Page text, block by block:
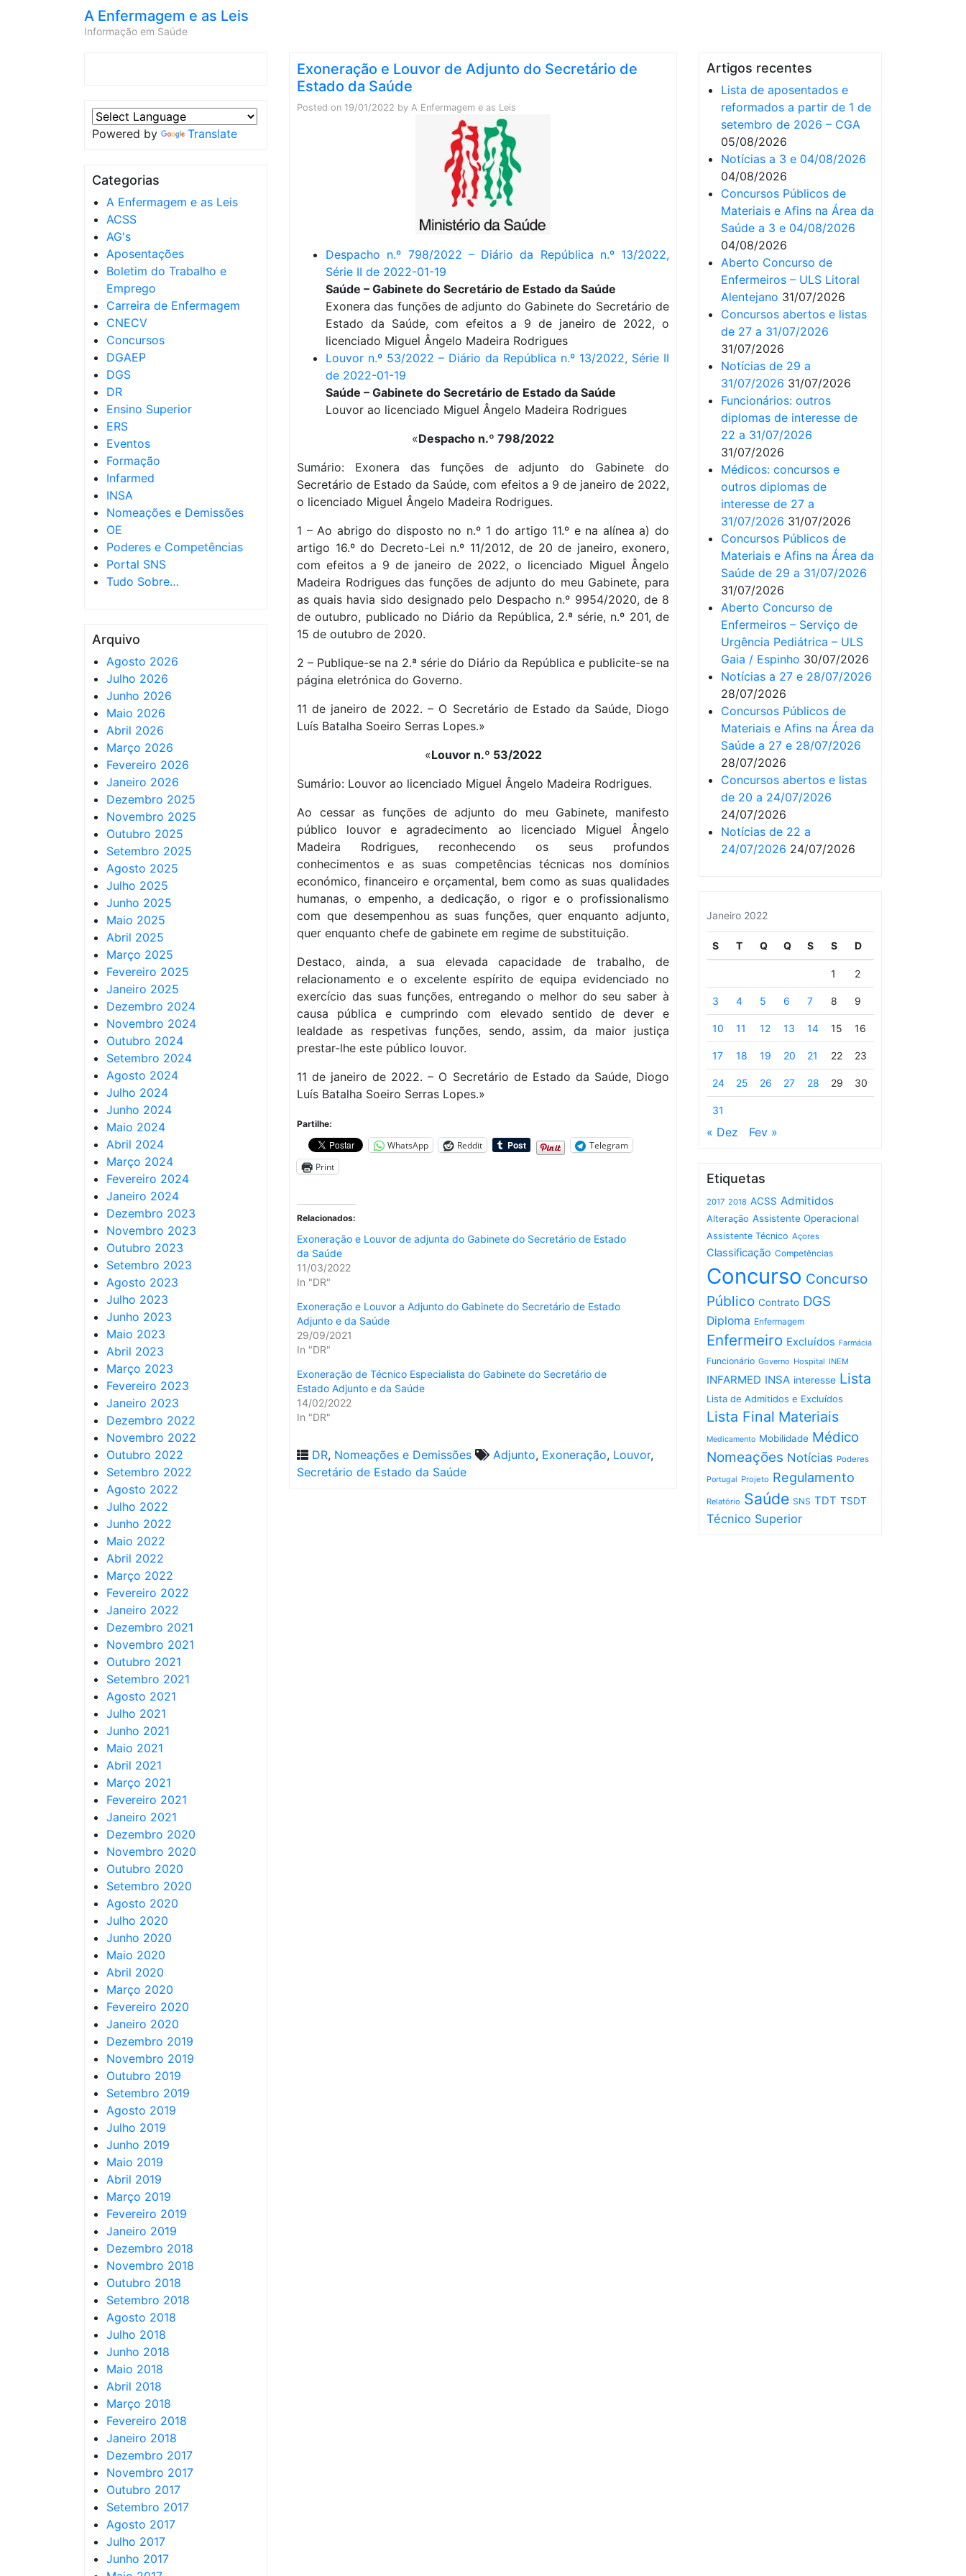
A Enfermagem e as Leis
Informação em Saúde
Powered by Translate
Categorias
A Enfermagem e as Leis
ACSS
AG's
Aposentações
Boletim do Trabalho e
Emprego
Carreira de Enfermagem
CNECV
Concursos
DGAEP
DGS
DR
Ensino Superior
ERS
Eventos
Formação
Infarmed
INSA
Nomeações e Demissões
OE
Poderes e Competências
Portal SNS
Tudo Sobre…
Arquivo
Agosto 2026
Julho 2026
Junho 2026
Maio 2026
Abril 2026
Março 2026
Fevereiro 2026
Janeiro 2026
Dezembro 2025
Novembro 2025
Outubro 2025
Setembro 2025
Agosto 2025
Julho 2025
Junho 2025
Maio 2025
Abril 2025
Março 2025
Fevereiro 2025
Janeiro 2025
Dezembro 2024
Novembro 2024
Outubro 2024
Setembro 2024
Agosto 2024
Julho 2024
Junho 2024
Maio 2024
Abril 2024
Março 2024
Fevereiro 2024
Janeiro 2024
Dezembro 2023
Novembro 2023
Outubro 2023
Setembro 2023
Agosto 2023
Julho 2023
Junho 2023
Maio 2023
Abril 2023
Março 2023
Fevereiro 2023
Janeiro 2023
Dezembro 2022
Novembro 2022
Outubro 2022
Setembro 2022
Agosto 2022
Julho 2022
Junho 2022
Maio 2022
Abril 2022
Março 2022
Fevereiro 2022
Janeiro 2022
Dezembro 2021
Novembro 2021
Outubro 2021
Setembro 2021
Agosto 2021
Julho 2021
Junho 2021
Maio 2021
Abril 2021
Março 2021
Fevereiro 2021
Janeiro 2021
Dezembro 2020
Novembro 2020
Outubro 2020
Setembro 2020
Agosto 2020
Julho 2020
Junho 2020
Maio 2020
Abril 2020
Março 2020
Fevereiro 2020
Janeiro 2020
Dezembro 2019
Novembro 2019
Outubro 2019
Setembro 2019
Agosto 2019
Julho 2019
Junho 2019
Maio 2019
Abril 2019
Março 2019
Fevereiro 2019
Janeiro 2019
Dezembro 2018
Novembro 2018
Outubro 2018
Setembro 2018
Agosto 2018
Julho 2018
Junho 2018
Maio 2018
Abril 2018
Março 2018
Fevereiro 2018
Janeiro 2018
Dezembro 2017
Novembro 2017
Outubro 2017
Setembro 2017
Agosto 2017
Julho 2017
Junho 2017
Exoneração e Louvor de Adjunto do Secretário de
Estado da Saúde
Posted on 19/01/2022 by A Enfermagem e as Leis
Despacho n.º 798/2022 – Diário da República n.º 13/2022,
Série II de 2022-01-19
Saúde – Gabinete do Secretário de Estado da Saúde
Exonera das funções de adjunto do Gabinete do Secretário de
Estado da Saúde, com efeitos a 9 de janeiro de 2022, o
licenciado Miguel Ângelo Madeira Rodrigues
Louvor n.º 53/2022 – Diário da República n.º 13/2022, Série II
de 2022-01-19
Saúde – Gabinete do Secretário de Estado da Saúde
Louvor ao licenciado Miguel Ângelo Madeira Rodrigues
«Despacho n.º 798/2022
Sumário: Exonera das funções de adjunto do Gabinete do
Secretário de Estado da Saúde, com efeitos a 9 de janeiro de 2022,
o licenciado Miguel Ângelo Madeira Rodrigues.
1 – Ao abrigo do disposto no n.º 1 do artigo 11.º e na alínea a) do
artigo 16.º do Decreto-Lei n.º 11/2012, de 20 de janeiro, exonero,
com efeitos a 9 de janeiro de 2022, o licenciado Miguel Ângelo
Madeira Rodrigues das funções de adjunto do meu Gabinete, para
as quais havia sido designado pelo Despacho n.º 9954/2020, de 8
de outubro, publicado no Diário da República, 2.ª série, n.º 201, de
15 de outubro de 2020.
2 – Publique-se na 2.ª série do Diário da República e publicite-se na
página eletrónica do Governo.
11 de janeiro de 2022. – O Secretário de Estado da Saúde, Diogo
Luís Batalha Soeiro Serras Lopes.»
«Louvor n.º 53/2022
Sumário: Louvor ao licenciado Miguel Ângelo Madeira Rodrigues.
Ao cessar as funções de adjunto do meu Gabinete, manifesto
público louvor e agradecimento ao licenciado Miguel Ângelo
Madeira Rodrigues, reconhecendo os seus profundos
conhecimentos e as suas competências técnicas nos domínios
económico, financeiro e orçamental, bem como as suas qualidades
humanas, o empenho, a dedicação, o rigor e o profissionalismo
com que desempenhou as suas funções, quer enquanto adjunto,
quer enquanto chefe de gabinete em regime de substituição.
Destaco, ainda, a sua elevada capacidade de trabalho, de
relacionamento e o excelente espírito de equipa evidenciado no
exercício das suas funções, entregando o melhor do seu saber à
causa pública e cumprindo com elevado sentido de dever e
lealdade as respetivas funções, sendo, assim, da maior justiça
prestar-lhe este público louvor.
11 de janeiro de 2022. – O Secretário de Estado da Saúde, Diogo
Luís Batalha Soeiro Serras Lopes.»
Partilhe:
WhatsApp Reddit
Telegram
Print
Relacionados:
Exoneração e Louvor de adjunta do Gabinete do Secretário de Estado
da Saúde
11/03/2022
In "DR"
Exoneração e Louvor a Adjunto do Gabinete do Secretário de Estado
Adjunto e da Saúde
29/09/2021
In "DR"
Exoneração de Técnico Especialista do Gabinete do Secretário de
Estado Adjunto e da Saúde
14/02/2022
In "DR"
DR, Nomeações e Demissões Adjunto, Exoneração, Louvor,
Secretário de Estado da Saúde
Artigos recentes
Lista de aposentados e
reformados a partir de 1 de
setembro de 2026 – CGA
05/08/2026
Notícias a 3 e 04/08/2026
04/08/2026
Concursos Públicos de
Materiais e Afins na Área da
Saúde a 3 e 04/08/2026
04/08/2026
Aberto Concurso de
Enfermeiros – ULS Litoral
Alentejano 31/07/2026
Concursos abertos e listas
de 27 a 31/07/2026
31/07/2026
Notícias de 29 a
31/07/2026 31/07/2026
Funcionários: outros
diplomas de interesse de
22 a 31/07/2026
31/07/2026
Médicos: concursos e
outros diplomas de
interesse de 27 a
31/07/2026 31/07/2026
Concursos Públicos de
Materiais e Afins na Área da
Saúde de 29 a 31/07/2026
31/07/2026
Aberto Concurso de
Enfermeiros – Serviço de
Urgência Pediátrica – ULS
Gaia / Espinho 30/07/2026
Notícias a 27 e 28/07/2026
28/07/2026
Concursos Públicos de
Materiais e Afins na Área da
Saúde a 27 e 28/07/2026
28/07/2026
Concursos abertos e listas
de 20 a 24/07/2026
24/07/2026
Notícias de 22 a
24/07/2026 24/07/2026
Janeiro 2022
S T Q Q S S D
1 2
3 4 5 6 7 8 9
10 11 12 13 14 15 16
17 18 19 20 21 22 23
24 25 26 27 28 29 30
31
« Dez Fev »
Etiquetas
2017 2018 ACSS Admitidos
Alteração Assistente Operacional
Assistente Técnico Açores
Classificação Competências
Concurso Concurso
Público Contrato DGS
Diploma Enfermagem
Enfermeiro Excluídos Farmácia
Funcionário Governo Hospital INEM
INFARMED INSA interesse Lista
Lista de Admitidos e Excluídos
Lista Final Materiais
Medicamento Mobilidade Médico
Nomeações Notícias Poderes
Portugal Projeto Regulamento
Relatório Saúde SNS TDT TSDT
Técnico Superior